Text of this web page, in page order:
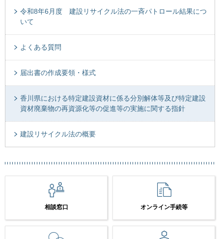
令和8年6月度 建設リサイクル法の一斉パトロール結果につ
いて
よくある質問
届出書の作成要領・様式
香川県における特定建設資材に係る分別解体等及び特定建設
資材廃棄物の再資源化等の促進等の実施に関する指針
建設リサイクル法の概要
相談窓口 オンライン手続等